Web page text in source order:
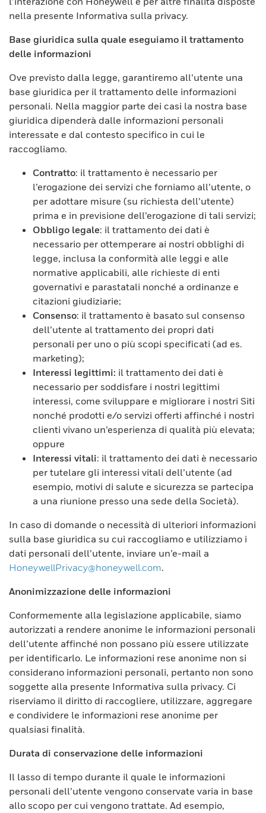
nella presente Informativa sulla privacy.
Base giuridica sulla quale eseguiamo il trattamento
delle informazioni
Ove previsto dalla legge, garantiremo all’utente una
base giuridica per il trattamento delle informazioni
personali. Nella maggior parte dei casi la nostra base
giuridica dipenderà dalle informazioni personali
interessate e dal contesto specifico in cui le
raccogliamo.
Contratto: il trattamento è necessario per
l’erogazione dei servizi che forniamo all’utente, o
per adottare misure (su richiesta dell’utente)
prima e in previsione dell’erogazione di tali servizi;
Obbligo legale: il trattamento dei dati è
necessario per ottemperare ai nostri obblighi di
legge, inclusa la conformità alle leggi e alle
normative applicabili, alle richieste di enti
governativi e parastatali nonché a ordinanze e
citazioni giudiziarie;
Consenso: il trattamento è basato sul consenso
dell’utente al trattamento dei propri dati
personali per uno o più scopi specificati (ad es.
marketing);
Interessi legittimi: il trattamento dei dati è
necessario per soddisfare i nostri legittimi
interessi, come sviluppare e migliorare i nostri Siti
nonché prodotti e/o servizi offerti affinché i nostri
clienti vivano un’esperienza di qualità più elevata;
oppure
Interessi vitali: il trattamento dei dati è necessario
per tutelare gli interessi vitali dell’utente (ad
esempio, motivi di salute e sicurezza se partecipa
a una riunione presso una sede della Società).
In caso di domande o necessità di ulteriori informazioni
sulla base giuridica su cui raccogliamo e utilizziamo i
dati personali dell’utente, inviare un’e-mail a
HoneywellPrivacy@honeywell.com.
Anonimizzazione delle informazioni
Conformemente alla legislazione applicabile, siamo
autorizzati a rendere anonime le informazioni personali
dell’utente affinché non possano più essere utilizzate
per identificarlo. Le informazioni rese anonime non si
considerano informazioni personali, pertanto non sono
soggette alla presente Informativa sulla privacy. Ci
riserviamo il diritto di raccogliere, utilizzare, aggregare
e condividere le informazioni rese anonime per
qualsiasi finalità.
Durata di conservazione delle informazioni
Il lasso di tempo durante il quale le informazioni
personali dell’utente vengono conservate varia in base
allo scopo per cui vengono trattate. Ad esempio,